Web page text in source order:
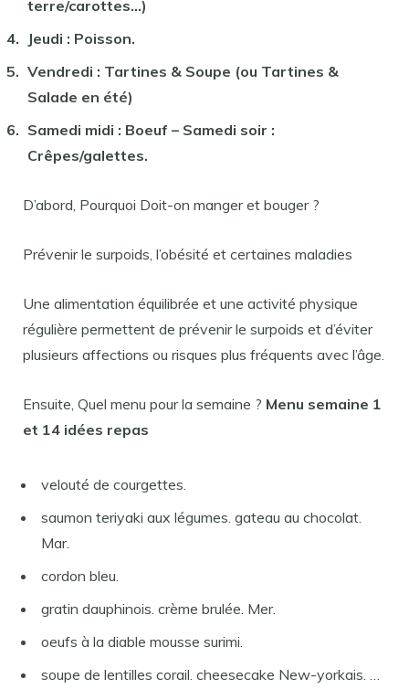
terre/carottes…)
Jeudi : Poisson.
Vendredi : Tartines & Soupe (ou Tartines &
Salade en été)
Samedi midi : Boeuf – Samedi soir :
Crêpes/galettes.
D’abord, Pourquoi Doit-on manger et bouger ?
Prévenir le surpoids, l’obésité et certaines maladies
Une alimentation équilibrée et une activité physique
régulière permettent de prévenir le surpoids et d’éviter
plusieurs affections ou risques plus fréquents avec l’âge.
Ensuite, Quel menu pour la semaine ? Menu semaine 1
et 14 idées repas
velouté de courgettes.
saumon teriyaki aux légumes. gateau au chocolat.
Mar.
cordon bleu.
gratin dauphinois. crème brulée. Mer.
oeufs à la diable mousse surimi.
soupe de lentilles corail. cheesecake New-yorkais. …